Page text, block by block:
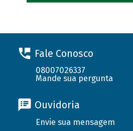
Fale Conosco
08007026337
Mande sua pergunta
Ouvidoria
Envie sua mensagem